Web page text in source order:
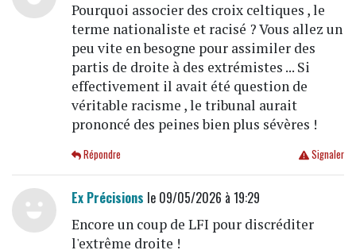
Pourquoi associer des croix celtiques , le
terme nationaliste et racisé ? Vous allez un
peu vite en besogne pour assimiler des
partis de droite à des extrémistes ... Si
effectivement il avait été question de
véritable racisme , le tribunal aurait
prononcé des peines bien plus sévères !
Signaler
Répondre
Ex Précisions le 09/05/2026 à 19:29
Encore un coup de LFI pour discréditer
l'extrême droite !